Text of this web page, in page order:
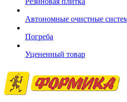
Автономные очистные
Погреба
Уцененный товар